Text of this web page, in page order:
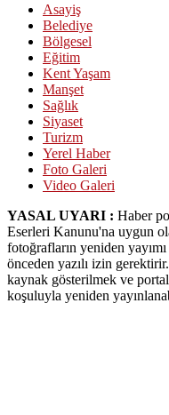
Asayiş
Belediye
Bölgesel
Eğitim
Kent Yaşam
Manşet
Sağlık
Siyaset
Turizm
Yerel Haber
Foto Galeri
Video Galeri
YASAL UYARI : Haber
Eserleri Kanunu'na uygun
fotoğrafların yeniden
önceden yazılı izin
kaynak gösterilmek ve
koşuluyla yeniden